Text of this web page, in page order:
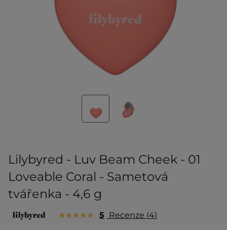
Lilybyred - Luv Beam Cheek - 01
Loveable Coral - Sametová
tvářenka - 4,6 g
5 Recenze 4